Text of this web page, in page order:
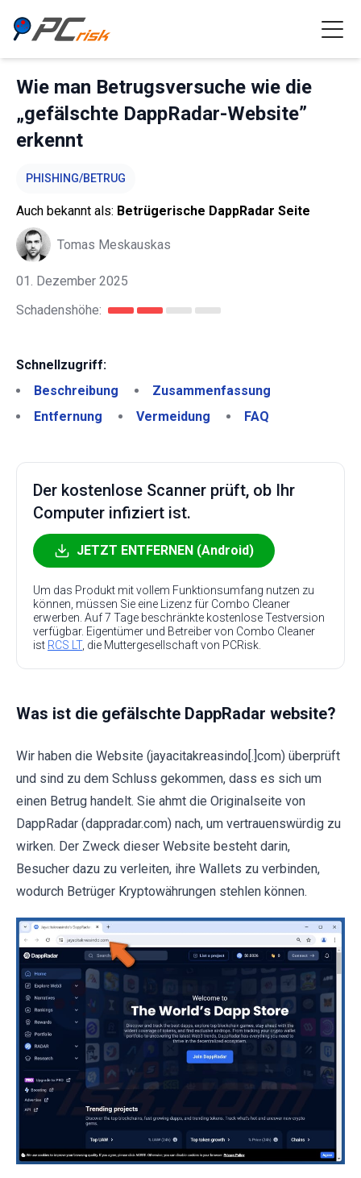
Wie man Betrugsversuche wie die
„gefälschte DappRadar-Website”
erkennt
PHISHING/BETRUG
Auch bekannt als: Betrügerische DappRadar Seite
Tomas Meskauskas
01. Dezember 2025
Schadenshöhe:
Schnellzugriff:
Beschreibung
Zusammenfassung
Entfernung
Vermeidung FAQ
Der kostenlose Scanner prüft, ob Ihr
Computer infiziert ist.
JETZT ENTFERNEN (Android)
Um das Produkt mit vollem Funktionsumfang nutzen zu
können, müssen Sie eine Lizenz für Combo Cleaner
erwerben. Auf 7 Tage beschränkte kostenlose Testversion
verfügbar. Eigentümer und Betreiber von Combo Cleaner
ist RCS LT, die Muttergesellschaft von PCRisk.
Was ist die gefälschte DappRadar website?
Wir haben die Website (jayacitakreasindo[.]com) überprüft
und sind zu dem Schluss gekommen, dass es sich um
einen Betrug handelt. Sie ahmt die Originalseite von
DappRadar (dappradar.com) nach, um vertrauenswürdig zu
wirken. Der Zweck dieser Website besteht darin,
Besucher dazu zu verleiten, ihre Wallets zu verbinden,
wodurch Betrüger Kryptowährungen stehlen können.